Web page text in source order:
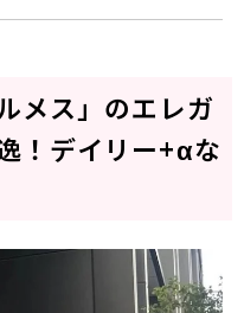
メス」のエレガ
！デイリー+αな